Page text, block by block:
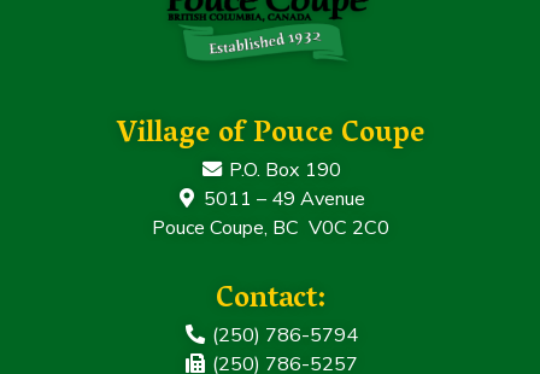
Village of Pouce Coupe
P.O. Box 190
5011 – 49 Avenue
Pouce Coupe, BC V0C 2C0
Contact:
(250) 786-5794
(250) 786-5257